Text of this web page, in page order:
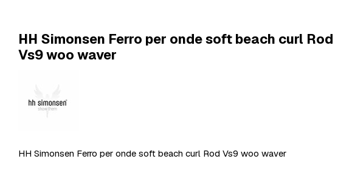
HH Simonsen Ferro per onde soft beach curl Rod
Vs9 woo waver
HH Simonsen Ferro per onde soft beach curl Rod Vs9 woo waver